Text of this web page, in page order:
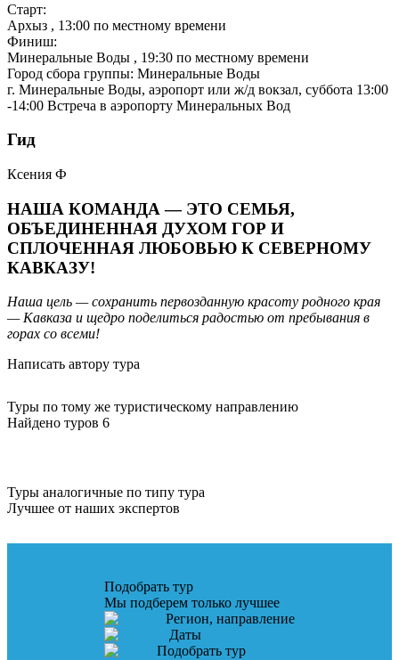
Старт:
Архыз , 13:00 по местному времени
Финиш:
Минеральные Воды , 19:30 по местному времени
Город сбора группы: Минеральные Воды
г. Минеральные Воды, аэропорт или ж/д вокзал, суббота 13:00
-14:00 Встреча в аэропорту Минеральных Вод
Гид
Ксения Ф
НАША КОМАНДА — ЭТО СЕМЬЯ,
ОБЪЕДИНЕННАЯ ДУХОМ ГОР И
СПЛОЧЕННАЯ ЛЮБОВЬЮ К СЕВЕРНОМУ
КАВКАЗУ!
Наша цель — сохранить первозданную красоту родного края
— Кавказа и щедро поделиться радостью от пребывания в
горах со всеми!
Написать автору тура
Туры по тому же туристическому направлению
Найдено туров 6
Туры аналогичные по типу тура
Лучшее от наших экспертов
Подобрать тур
Мы подберем только лучшее
Регион, направление
Даты
Подобрать тур